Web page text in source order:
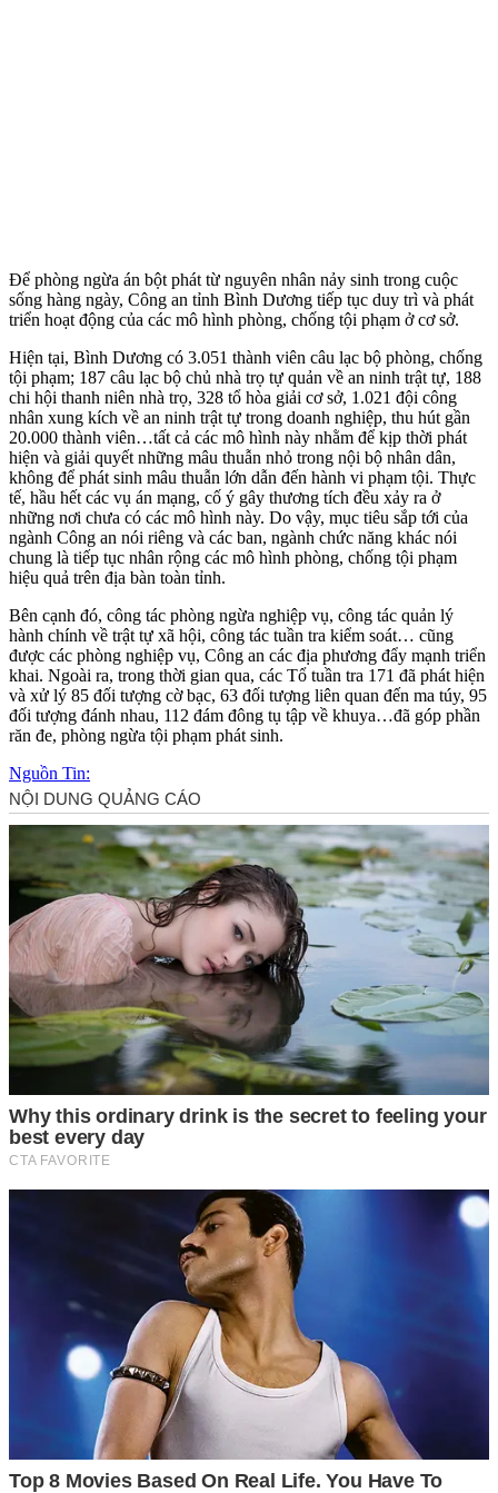
Để phòng ngừa án bột phát từ nguyên nhân nảy sinh trong cuộc
sống hàng ngày, Công an tỉnh Bình Dương tiếp tục duy trì và phát
triển hoạt động của các mô hình phòng, chống tội phạm ở cơ sở.
Hiện tại, Bình Dương có 3.051 thành viên câu lạc bộ phòng, chống
tội phạm; 187 câu lạc bộ chủ nhà trọ tự quản về an ninh trật tự, 188
chi hội thanh niên nhà trọ, 328 tổ hòa giải cơ sở, 1.021 đội công
nhân xung kích về an ninh trật tự trong doanh nghiệp, thu hút gần
20.000 thành viên…tất cả các mô hình này nhằm để kịp thời phát
hiện và giải quyết những mâu thuẫn nhỏ trong nội bộ nhân dân,
không để phát sinh mâu thuẫn lớn dẫn đến hành vi phạm tội. Thực
tế, hầu hết các vụ án mạng, cố ý gây thương tích đều xảy ra ở
những nơi chưa có các mô hình này. Do vậy, mục tiêu sắp tới của
ngành Công an nói riêng và các ban, ngành chức năng khác nói
chung là tiếp tục nhân rộng các mô hình phòng, chống tội phạm
hiệu quả trên địa bàn toàn tỉnh.
Bên cạnh đó, công tác phòng ngừa nghiệp vụ, công tác quản lý
hành chính về trật tự xã hội, công tác tuần tra kiểm soát… cũng
được các phòng nghiệp vụ, Công an các địa phương đẩy mạnh triển
khai. Ngoài ra, trong thời gian qua, các Tổ tuần tra 171 đã phát hiện
và xử lý 85 đối tượng cờ bạc, 63 đối tượng liên quan đến m‌a tú‌y, 95
đối tượng đánh nhau, 112 đám đông tụ tập về khuya…đã góp phần
răn đe, phòng ngừa tội phạm phát sinh.
Nguồn Tin: